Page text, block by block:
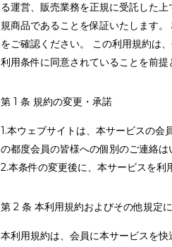
る運営、販売業務を正規に受託した
規商品であることを保証いたします
をご確認ください。 この利用規約は
利用条件に同意されていることを前提
第 1 条 規約の変更・承諾
1.本ウェブサイトは、本サービスの
の都度会員の皆様への個別のご連絡
2.本条件の変更後に、本サービスを利
第 2 条 本利用規約およびその他規定
本利用規約は、会員に本サービスを